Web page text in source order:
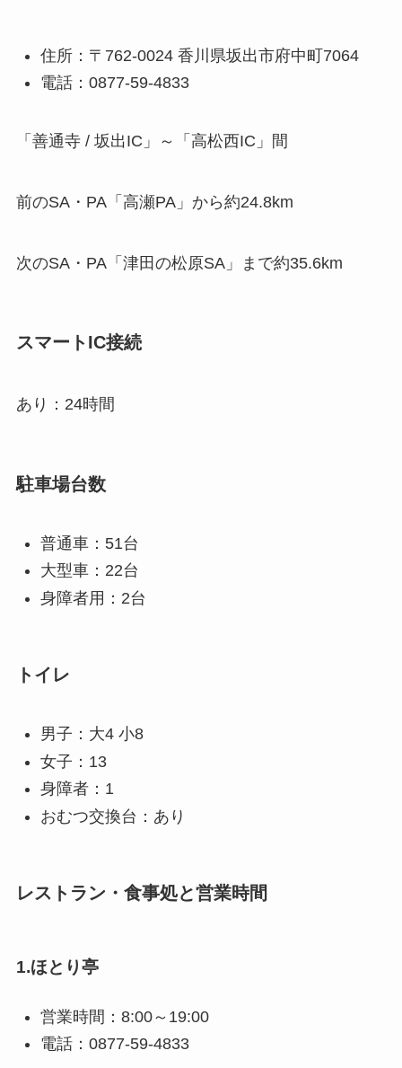
住所：〒762-0024 香川県坂出市府中町7064
電話：0877-59-4833
「善通寺 / 坂出IC」～「高松西IC」間
前のSA・PA「高瀬PA」から約24.8km
次のSA・PA「津田の松原SA」まで約35.6km
スマートIC接続
あり：24時間
駐車場台数
普通車：51台
大型車：22台
身障者用：2台
トイレ
男子：大4 小8
女子：13
身障者：1
おむつ交換台：あり
レストラン・食事処と営業時間
1.ほとり亭
営業時間：8:00～19:00
電話：0877-59-4833